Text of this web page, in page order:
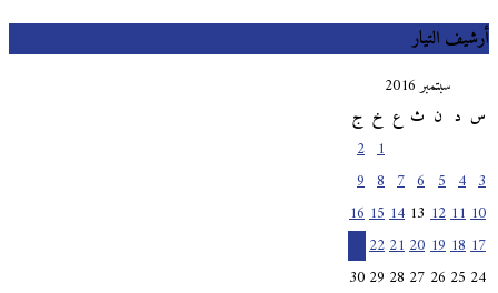
أرشيف التيار
سبتمبر 2016
س
ن ث خ ج
10
11
12
13
14
15
16
17
18
19
20
21
22
23
24
25
26
27
28
29
30